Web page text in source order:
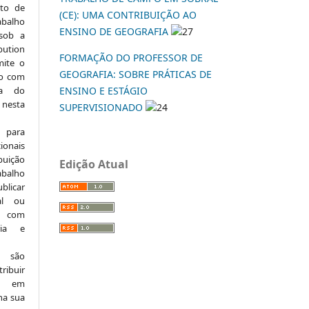
de
a
o
com
do
ou
e
são
em
sua
(CE): UMA CONTRIBUIÇÃO AO
ENSINO DE GEOGRAFIA
27
FORMAÇÃO DO PROFESSOR DE
GEOGRAFIA: SOBRE PRÁTICAS DE
ENSINO E ESTÁGIO
SUPERVISIONADO
24
Edição Atual